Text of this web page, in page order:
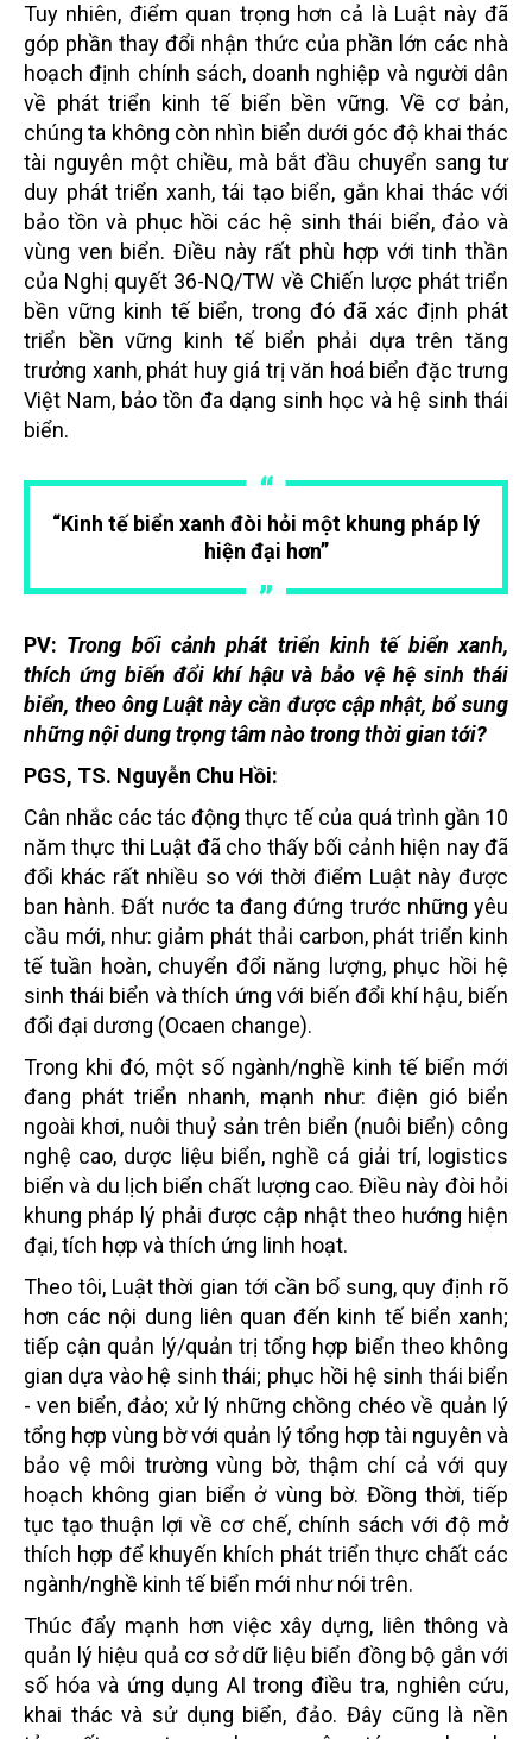
Tuy nhiên, điểm quan trọng hơn cả là Luật này đã
góp phần thay đổi nhận thức của phần lớn các nhà
hoạch định chính sách, doanh nghiệp và người dân
về phát triển kinh tế biển bền vững. Về cơ bản,
chúng ta không còn nhìn biển dưới góc độ khai thác
tài nguyên một chiều, mà bắt đầu chuyển sang tư
duy phát triển xanh, tái tạo biển, gắn khai thác với
bảo tồn và phục hồi các hệ sinh thái biển, đảo và
vùng ven biển. Điều này rất phù hợp với tinh thần
của Nghị quyết 36-NQ/TW về Chiến lược phát triển
bền vững kinh tế biển, trong đó đã xác định phát
triển bền vững kinh tế biển phải dựa trên tăng
trưởng xanh, phát huy giá trị văn hoá biển đặc trưng
Việt Nam, bảo tồn đa dạng sinh học và hệ sinh thái
biển.
“Kinh tế biển xanh đòi hỏi một khung pháp lý
hiện đại hơn”
PV: Trong bối cảnh phát triển kinh tế biển xanh,
thích ứng biến đổi khí hậu và bảo vệ hệ sinh thái
biển, theo ông Luật này cần được cập nhật, bổ sung
những nội dung trọng tâm nào trong thời gian tới?
PGS, TS. Nguyễn Chu Hồi:
Cân nhắc các tác động thực tế của quá trình gần 10
năm thực thi Luật đã cho thấy bối cảnh hiện nay đã
đổi khác rất nhiều so với thời điểm Luật này được
ban hành. Đất nước ta đang đứng trước những yêu
cầu mới, như: giảm phát thải carbon, phát triển kinh
tế tuần hoàn, chuyển đổi năng lượng, phục hồi hệ
sinh thái biển và thích ứng với biến đổi khí hậu, biến
đổi đại dương (Ocaen change).
Trong khi đó, một số ngành/nghề kinh tế biển mới
đang phát triển nhanh, mạnh như: điện gió biển
ngoài khơi, nuôi thuỷ sản trên biển (nuôi biển) công
nghệ cao, dược liệu biển, nghề cá giải trí, logistics
biển và du lịch biển chất lượng cao. Điều này đòi hỏi
khung pháp lý phải được cập nhật theo hướng hiện
đại, tích hợp và thích ứng linh hoạt.
Theo tôi, Luật thời gian tới cần bổ sung, quy định rõ
hơn các nội dung liên quan đến kinh tế biển xanh;
tiếp cận quản lý/quản trị tổng hợp biển theo không
gian dựa vào hệ sinh thái; phục hồi hệ sinh thái biển
- ven biển, đảo; xử lý những chồng chéo về quản lý
tổng hợp vùng bờ với quản lý tổng hợp tài nguyên và
bảo vệ môi trường vùng bờ, thậm chí cả với quy
hoạch không gian biển ở vùng bờ. Đồng thời, tiếp
tục tạo thuận lợi về cơ chế, chính sách với độ mở
thích hợp để khuyến khích phát triển thực chất các
ngành/nghề kinh tế biển mới như nói trên.
Thúc đẩy mạnh hơn việc xây dựng, liên thông và
quản lý hiệu quả cơ sở dữ liệu biển đồng bộ gắn với
số hóa và ứng dụng AI trong điều tra, nghiên cứu,
khai thác và sử dụng biển, đảo. Đây cũng là nền